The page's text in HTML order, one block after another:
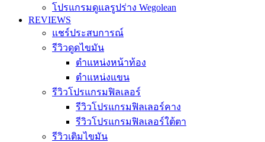
โปรแกรมดูแลรูปร่าง Wegolean
REVIEWS
แชร์ประสบการณ์
รีวิวดูดไขมัน
ตำแหน่งหน้าท้อง
ตำแหน่งแขน
รีวิวโปรแกรมฟิลเลอร์
รีวิวโปรแกรมฟิลเลอร์คาง
รีวิวโปรแกรมฟิลเลอร์ใต้ตา
รีวิวเติมไขมัน